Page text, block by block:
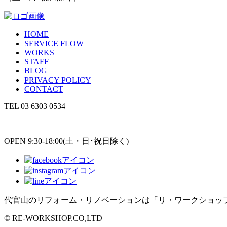
HOME
SERVICE FLOW
WORKS
STAFF
BLOG
PRIVACY POLICY
CONTACT
TEL 03 6303 0534
OPEN 9:30-18:00(土・日･祝日除く)
代官山のリフォーム・リノベーションは「リ・ワークショッ
© RE-WORKSHOP.CO,LTD